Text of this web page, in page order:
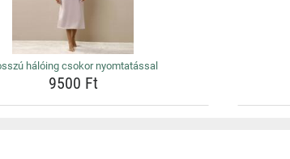
hálóing csokor nyomtatással
9500 Ft